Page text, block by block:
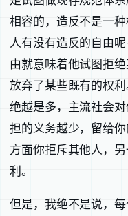
相容的，造反不是一
人有没有造反的自由
由就意味着他试图拒
放弃了某些既有的权
绝越是多，主流社会
担的义务越少，留给
方面你拒斥其他人，
利。
但是，我绝不是说，